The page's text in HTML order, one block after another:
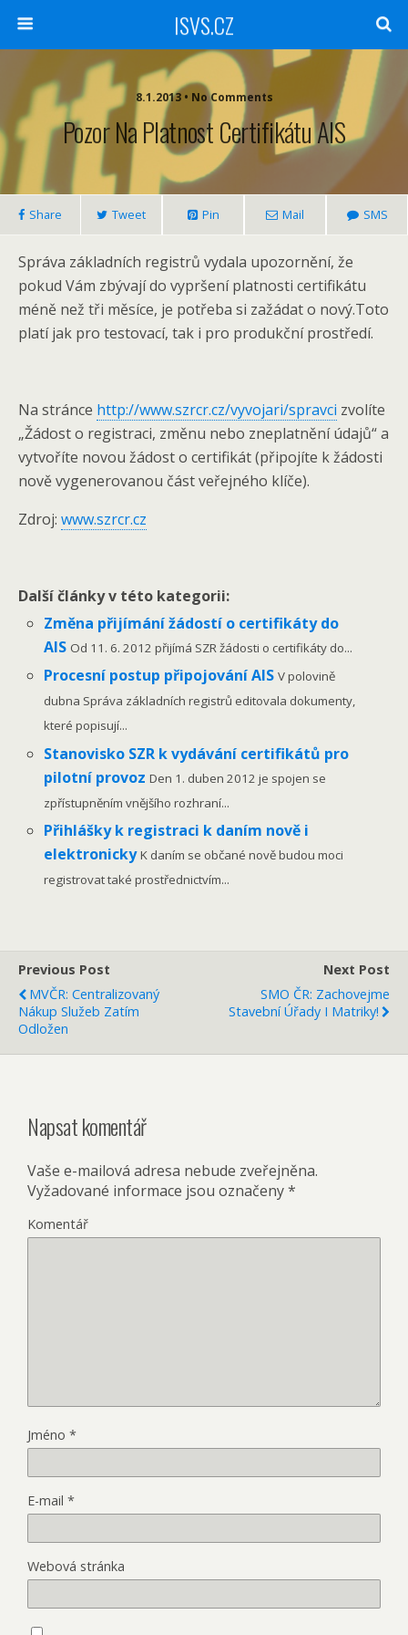
ISVS.CZ
8.1.2013 • No Comments
Pozor Na Platnost Certifikátu AIS
Share Tweet Pin Mail SMS
Správa základních registrů vydala upozornění, že
pokud Vám zbývají do vypršení platnosti certifikátu
méně než tři měsíce, je potřeba si zažádat o nový.Toto
platí jak pro testovací, tak i pro produkční prostředí.
Na stránce http://www.szrcr.cz/vyvojari/spravci zvolíte
„Žádost o registraci, změnu nebo zneplatnění údajů“ a
vytvoříte novou žádost o certifikát (připojíte k žádosti
nově vygenerovanou část veřejného klíče).
Zdroj: www.szrcr.cz
Další články v této kategorii:
Změna přijímání žádostí o certifikáty do
AIS Od 11. 6. 2012 přijímá SZR žádosti o certifikáty do...
Procesní postup připojování AISV polovině
dubna Správa základních registrů editovala dokumenty,
které popisují...
Stanovisko SZR k vydávání certifikátů pro
pilotní provozDen 1. duben 2012 je spojen se
zpřístupněním vnějšího rozhraní...
Přihlášky k registraci k daním nově i
elektronickyK daním se občané nově budou moci
registrovat také prostřednictvím...
Previous Post
MVČR: Centralizovaný
Nákup Služeb Zatím
Odložen
Next Post
SMO ČR: Zachovejme
Stavební Úřady I Matriky!
Napsat komentář
Vaše e-mailová adresa nebude zveřejněna.
Vyžadované informace jsou označeny*
Komentář
Jméno *
E-mail *
Webová stránka